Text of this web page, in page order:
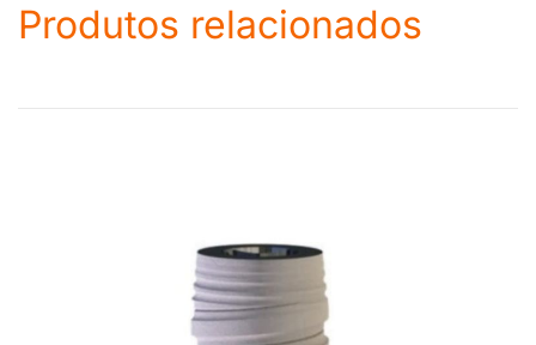
Produtos relacionados